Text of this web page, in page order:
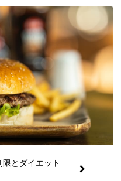
とダイエット